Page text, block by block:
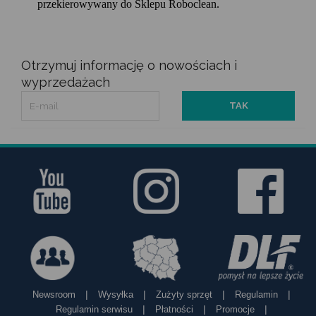
przekierowywany do Sklepu Roboclean.
Otrzymuj informację o nowościach i
wyprzedażach
Newsroom | Wysyłka | Zużyty sprzęt | Regulamin |
Regulamin serwisu | Płatności | Promocje |